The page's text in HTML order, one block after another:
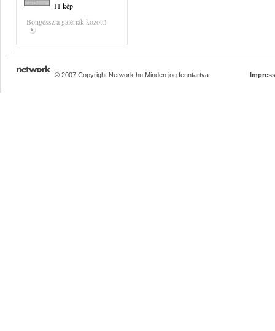
11 kép
Böngéssz a galériák között!
© 2007 Copyright Network.hu Minden jog fenntartva.